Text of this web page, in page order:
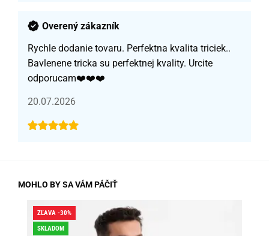
Overený zákazník
Rychle dodanie tovaru. Perfektna kvalita triciek..
Bavlenene tricka su perfektnej kvality. Urcite
odporucam❤️❤️❤️
20.07.2026
MOHLO BY SA VÁM PÁČIŤ
ZĽAVA -30%
SKLADOM